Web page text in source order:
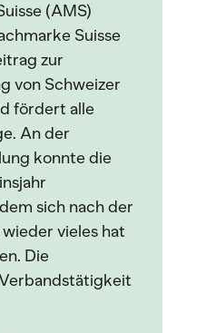
(AMS)
Suisse
zur
von Schweizer
fördert alle
An der
konnte die
sich nach der
vieles hat
Die